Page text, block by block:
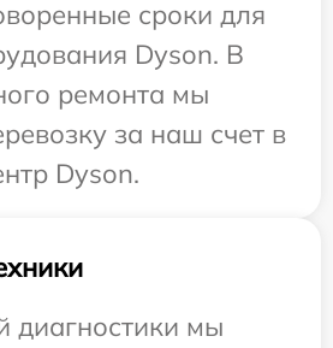
сроки для
Dyson. В
ремонта мы
за наш счет в
Dyson.
диагностики мы